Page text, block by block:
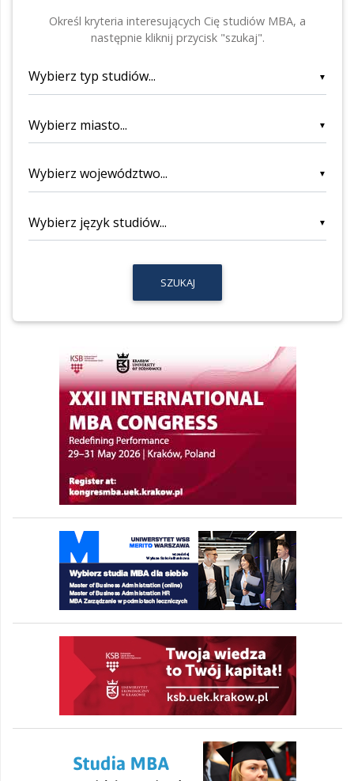
Określ kryteria interesujących Cię studiów MBA, a
następnie kliknij przycisk "szukaj".
▼
▼
▼
▼
SZUKAJ